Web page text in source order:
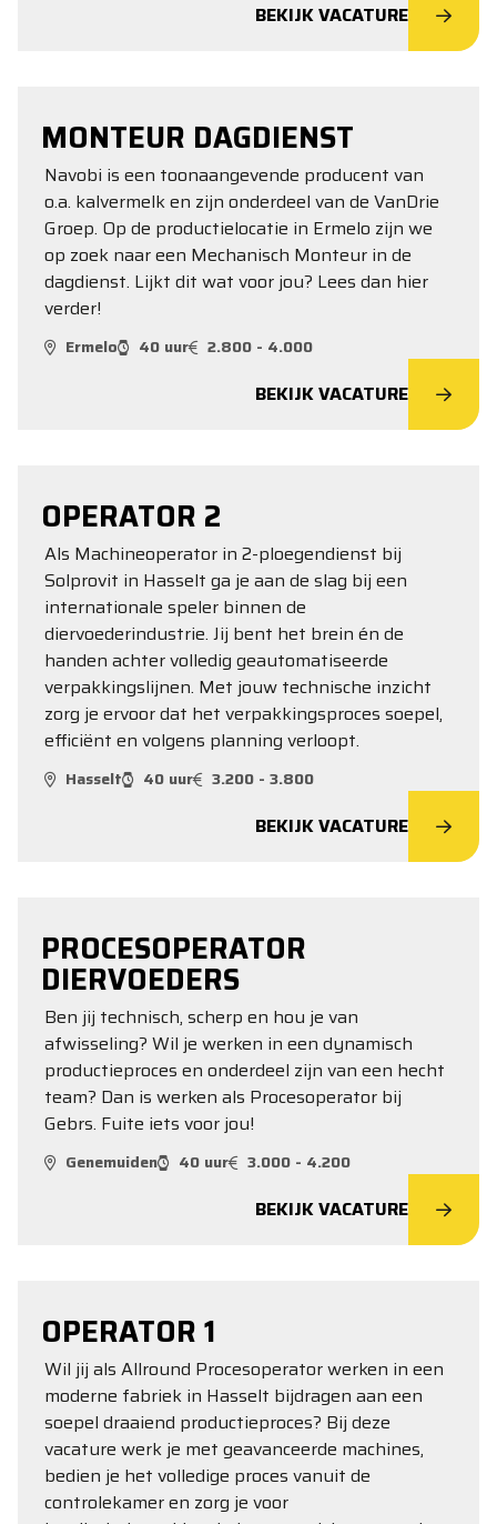
BEKIJK VACATURE
MONTEUR DAGDIENST
Navobi is een toonaangevende producent van
o.a. kalvermelk en zijn onderdeel van de VanDrie
Groep. Op de productielocatie in Ermelo zijn we
op zoek naar een Mechanisch Monteur in de
dagdienst. Lijkt dit wat voor jou? Lees dan hier
verder!
Ermelo 40 uur 2.800 - 4.000
BEKIJK VACATURE
OPERATOR 2
Als Machineoperator in 2-ploegendienst bij
Solprovit in Hasselt ga je aan de slag bij een
internationale speler binnen de
diervoederindustrie. Jij bent het brein én de
handen achter volledig geautomatiseerde
verpakkingslijnen. Met jouw technische inzicht
zorg je ervoor dat het verpakkingsproces soepel,
efficiënt en volgens planning verloopt.
Hasselt 40 uur 3.200 - 3.800
BEKIJK VACATURE
PROCESOPERATOR
DIERVOEDERS
Ben jij technisch, scherp en hou je van
afwisseling? Wil je werken in een dynamisch
productieproces en onderdeel zijn van een hecht
team? Dan is werken als Procesoperator bij
Gebrs. Fuite iets voor jou!
Genemuiden 40 uur 3.000 - 4.200
BEKIJK VACATURE
OPERATOR 1
Wil jij als Allround Procesoperator werken in een
moderne fabriek in Hasselt bijdragen aan een
soepel draaiend productieproces? Bij deze
vacature werk je met geavanceerde machines,
bedien je het volledige proces vanuit de
controlekamer en zorg je voor